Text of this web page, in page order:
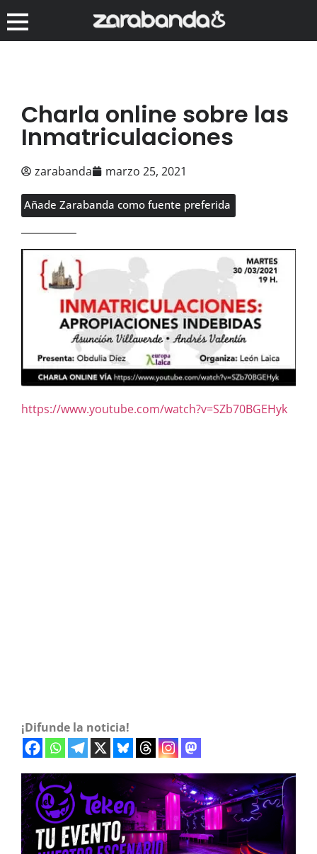
Charla online sobre las
Inmatriculaciones
zarabanda marzo 25, 2021
Añade Zarabanda como fuente preferida
https://www.youtube.com/watch?v=SZb70BGEHyk
¡Difunde la noticia!